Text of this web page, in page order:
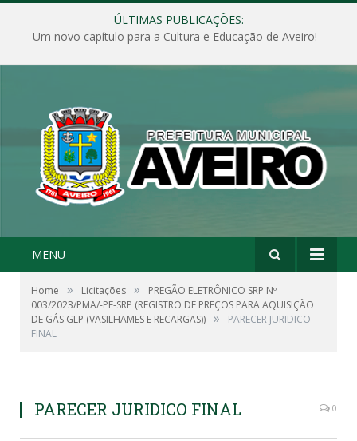
ÚLTIMAS PUBLICAÇÕES:
Um novo capítulo para a Cultura e Educação de Aveiro!
MENU
Home » Licitações »
PREGÃO ELETRÔNICO SRP Nº
003/2023/PMA/-PE-SRP (REGISTRO DE PREÇOS PARA AQUISIÇÃO
DE GÁS GLP (VASILHAMES E RECARGAS)) »
PARECER JURIDICO
FINAL
PARECER JURIDICO FINAL 0